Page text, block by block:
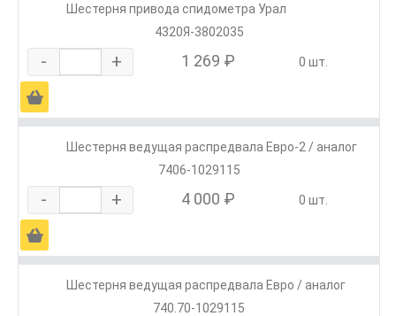
Шестерня привода спидометра Урал
4320Я-3802035
- + 1 269 ₽ 0 шт.
Ä
Шестерня ведущая распредвала Евро-2 / аналог
7406-1029115
- + 4 000 ₽ 0 шт.
Ä
Шестерня ведущая распредвала Евро / аналог
740.70-1029115